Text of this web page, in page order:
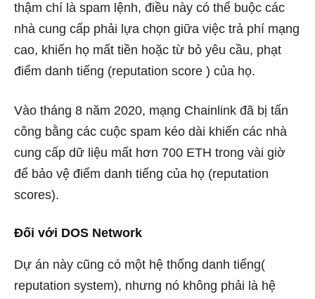
thậm chí là spam lệnh, điều này có thể buộc các
nhà cung cấp phải lựa chọn giữa việc trả phí mạng
cao, khiến họ mất tiền hoặc từ bỏ yêu cầu, phạt
điểm danh tiếng (reputation score ) của họ.
Vào tháng 8 năm 2020, mạng Chainlink đã bị tấn
công bằng các cuộc spam kéo dài khiến các nhà
cung cấp dữ liệu mất hơn 700 ETH trong vài giờ
để bảo vệ điểm danh tiếng của họ (reputation
scores).
Đối với DOS Network
Dự án này cũng có một hệ thống danh tiếng(
reputation system), nhưng nó không phải là hệ